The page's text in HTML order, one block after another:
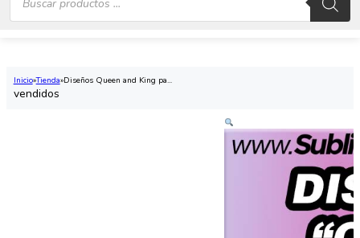
productos
Inicio Tienda Diseños Queen and King pa...
vendidos